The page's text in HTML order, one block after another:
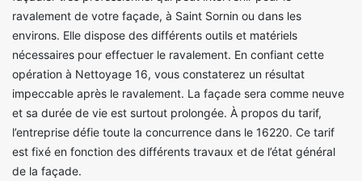
ravalement de votre façade, à Saint Sornin ou dans les
environs. Elle dispose des différents outils et matériels
nécessaires pour effectuer le ravalement. En confiant cette
opération à Nettoyage 16, vous constaterez un résultat
impeccable après le ravalement. La façade sera comme neuve
et sa durée de vie est surtout prolongée. À propos du tarif,
l’entreprise défie toute la concurrence dans le 16220. Ce tarif
est fixé en fonction des différents travaux et de l’état général
de la façade.